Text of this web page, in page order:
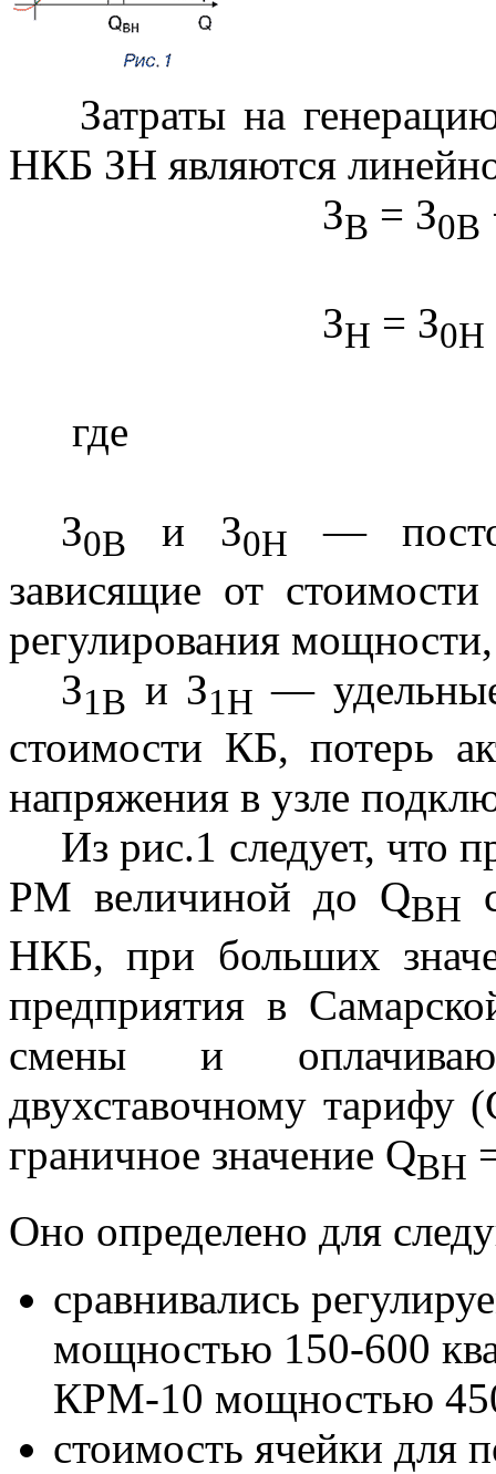
Затраты на
НКБ ЗН являются
ЗВ = З0В
ЗН = З0Н
где
З0В и З0Н
—
зависящие от
регулирования
З1В и З1Н —
стоимости КБ, потерь
напряжения в узле
Из рис.1 следует, что
РМ величиной до QВН
НКБ, при больших
предприятия в
смены и
двухставочному тарифу
граничное значение QВН
Оно определено для
сравнивались
мощностью 150-600
КРМ-10 мощностью
стоимость ячейки для